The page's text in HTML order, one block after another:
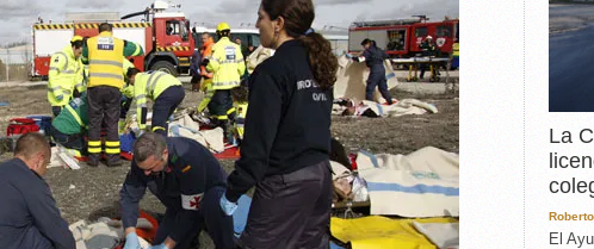
UN MINUTO EN EL
La
El